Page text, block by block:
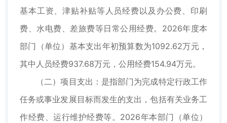
基本工资、津贴补贴等人员经费以及办公费、印刷
费、水电费、差旅费等日常公用经费。2026年度本
部门（单位）基本支出年初预算数为1092.62万元，
其中人员经费937.68万元，公用经费154.94万元。
（二）项目支出：是指部门为完成特定行政工作
任务或事业发展目标而发生的支出，包括有关业务工
作经费、运行维护经费等。2026年本部门（单位）